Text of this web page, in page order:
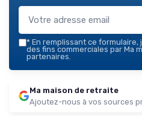
* En remplissant ce formulaire,
des fins commerciales par Ma
partenaires.
Ma maison de retraite
Ajoutez-nous à vos sources